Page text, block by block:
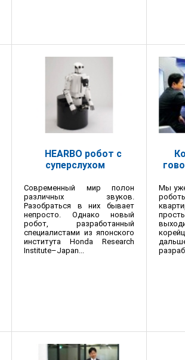
HEARBO робот с
суперслухом
Современный мир полон
различных звуков.
Разобраться в них бывает
непросто. Однако новый
робот, разработанный
специалистами из японского
института Honda Research
Institute–Japan...
Мы